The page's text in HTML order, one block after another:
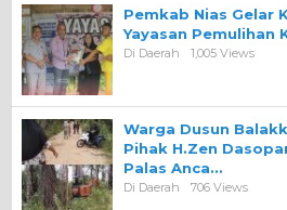
Pemkab Nias Gelar
Yayasan Pemulihan
Di Daerah 1,005 Views
Warga Dusun
Pihak H.Zen
Palas Anca…
Di Daerah 706 Views